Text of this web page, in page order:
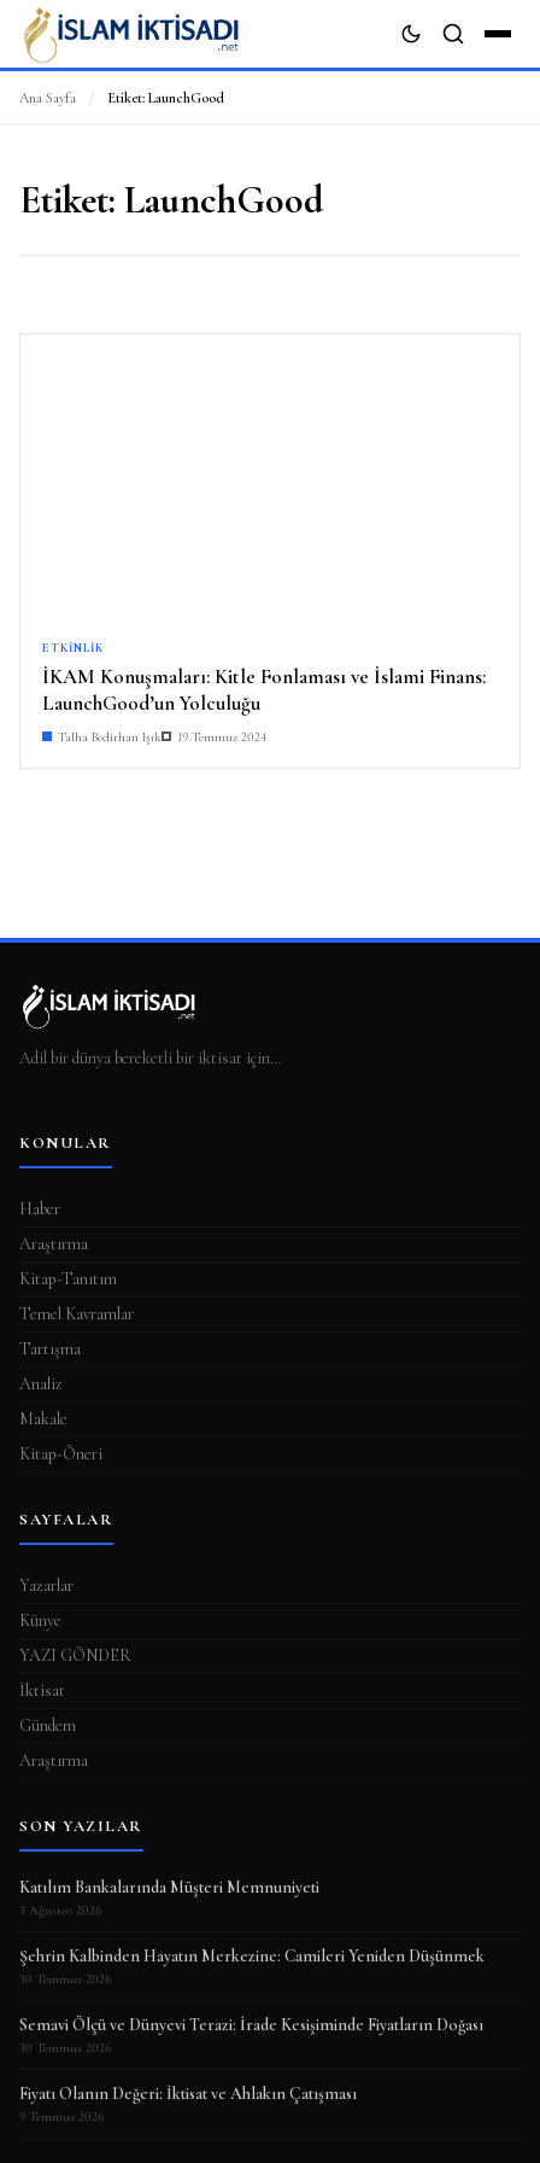
Ana Sayfa / Etiket: LaunchGood
Etiket: LaunchGood
ETKINLIK
İKAM Konuşmaları: Kitle Fonlaması ve İslami Finans:
LaunchGood’un Yolculuğu
Talha Bedirhan Işık 19 Temmuz 2024
Adil bir dünya bereketli bir iktisat için…
KONULAR
Haber
Araştırma
Kitap-Tanıtım
Temel Kavramlar
Tartışma
Analiz
Makale
Kitap-Öneri
SAYFALAR
Yazarlar
Künye
YAZI GÖNDER
İktisat
Gündem
Araştırma
SON YAZILAR
Katılım Bankalarında Müşteri Memnuniyeti
3 Ağustos 2026
Şehrin Kalbinden Hayatın Merkezine: Camileri Yeniden Düşünmek
30 Temmuz 2026
Semavi Ölçü ve Dünyevi Terazi: İrade Kesişiminde Fiyatların Doğası
30 Temmuz 2026
Fiyatı Olanın Değeri: İktisat ve Ahlakın Çatışması
9 Temmuz 2026